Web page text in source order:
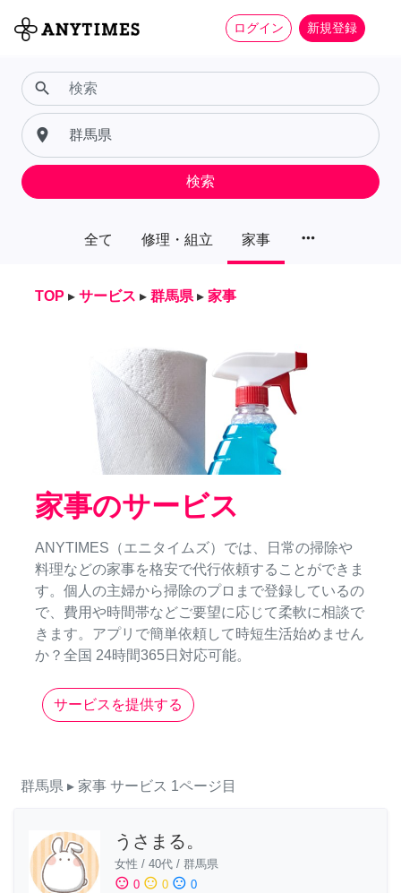
ログイン 新規登録
全て 修理・組立 家事 more_horiz
search
place
検索
TOP ▸ サービス ▸ 群馬県 ▸ 家事
家事のサービス
ANYTIMES（エニタイムズ）では、日常の掃除や
料理などの家事を格安で代行依頼することができま
す。個人の主婦から掃除のプロまで登録しているの
で、費用や時間帯などご要望に応じて柔軟に相談で
きます。アプリで簡単依頼して時短生活始めません
か？全国 24時間365日対応可能。
サービスを提供する
群馬県 ▸ 家事 サービス 1ページ目
うさまる。
女性 / 40代 / 群馬県
sentiment_satisfied 0 sentiment_neutral 0 sentiment_dissatisfied 0